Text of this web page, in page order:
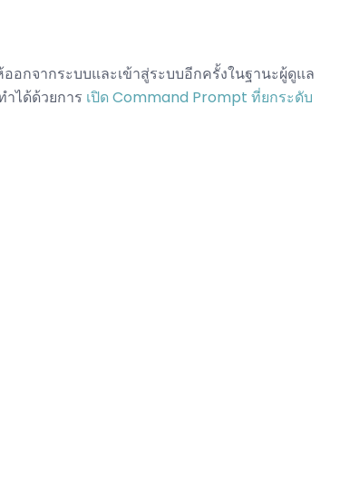
ออกจากระบบและเข้าสู่ระบบอีกครั้งในฐานะผู้ดูแล
ได้ด้วยการ เปิด Command Prompt ที่ยกระดับ